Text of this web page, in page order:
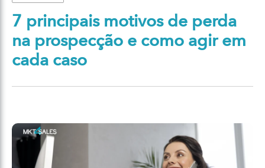
7 principais motivos de perda
na prospecção e como agir em
cada caso